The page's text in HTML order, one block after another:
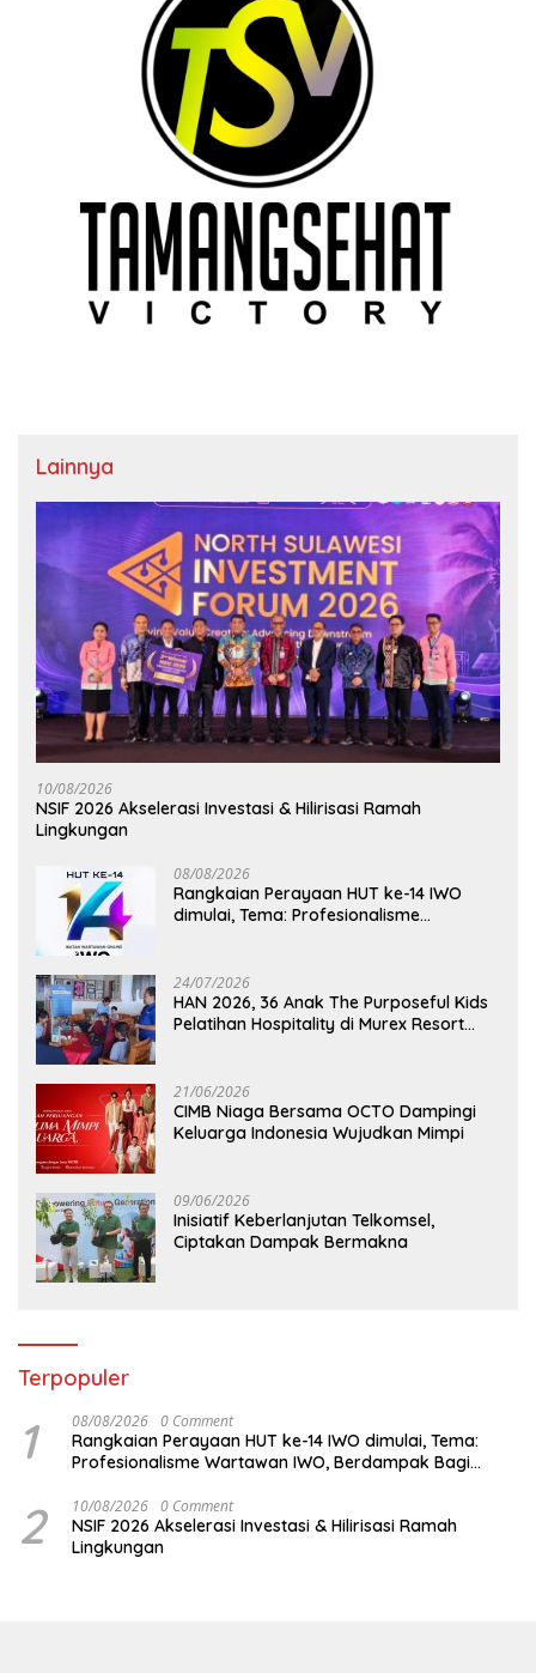
Lainnya
10/08/2026
NSIF 2026 Akselerasi Investasi & Hilirisasi Ramah
Lingkungan
08/08/2026
Rangkaian Perayaan HUT ke-14 IWO
dimulai, Tema: Profesionalisme
24/07/2026
HAN 2026, 36 Anak The Purposeful Kids
Pelatihan Hospitality di Murex Resort
21/06/2026
CIMB Niaga Bersama OCTO Dampingi
Keluarga Indonesia Wujudkan Mimpi
09/06/2026
Inisiatif Keberlanjutan Telkomsel,
Ciptakan Dampak Bermakna
Terpopuler
1 08/08/2026 0 Comment
Rangkaian Perayaan HUT ke-14 IWO dimulai, Tema:
Profesionalisme Wartawan IWO, Berdampak Bagi
2 10/08/2026 0 Comment
NSIF 2026 Akselerasi Investasi & Hilirisasi Ramah
Lingkungan